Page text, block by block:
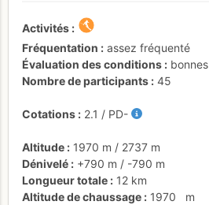
Activités
Fréquentation
assez fréquenté
Évaluation des conditions
bonnes
Nombre de participants
45
Cotations 2.1 / PD-
Altitude 1970 m / 2737 m
Dénivelé
+790 m / -790 m
Longueur totale
12 km
Altitude de chaussage
1970
m